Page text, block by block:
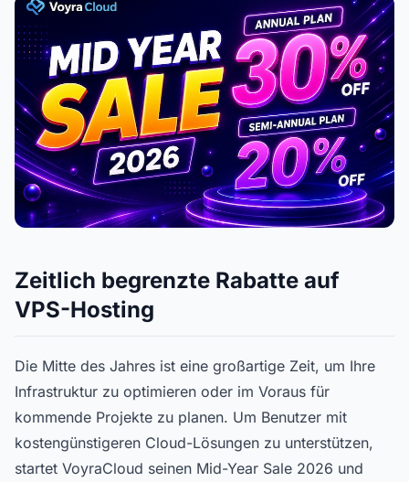
Zeitlich begrenzte Rabatte auf
VPS-Hosting
Die Mitte des Jahres ist eine großartige Zeit, um Ihre
Infrastruktur zu optimieren oder im Voraus für
kommende Projekte zu planen. Um Benutzer mit
kostengünstigeren Cloud-Lösungen zu unterstützen,
startet VoyraCloud seinen Mid-Year Sale 2026 und